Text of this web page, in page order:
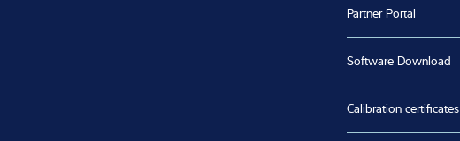
Partner Portal
Software Download
Calibration certificates